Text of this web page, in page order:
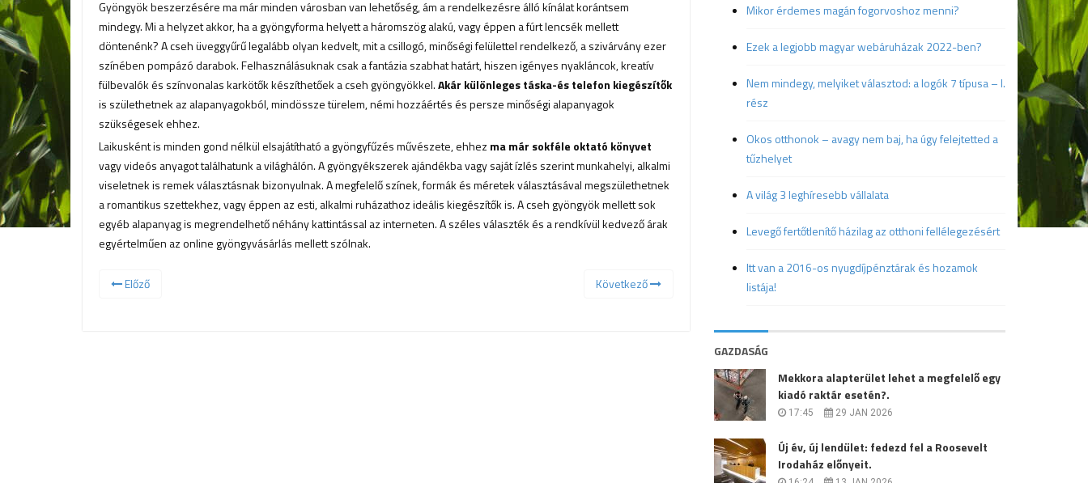
Gyöngyök beszerzésére ma már minden városban van lehetőség, ám a rendelkezésre álló kínálat korántsem
mindegy. Mi a helyzet akkor, ha a gyöngyforma helyett a háromszög alakú, vagy éppen a fúrt lencsék mellett
döntenénk? A cseh üveggyűrű legalább olyan kedvelt, mit a csillogó, minőségi felülettel rendelkező, a szivárvány ezer
színében pompázó darabok. Felhasználásuknak csak a fantázia szabhat határt, hiszen igényes nyakláncok, kreatív
fülbevalók és színvonalas karkötők készíthetőek a cseh gyöngyökkel.Akár különleges táska-és telefon kiegészítők
is születhetnek az alapanyagokból, mindössze türelem, némi hozzáértés és persze minőségi alapanyagok
szükségesek ehhez.
Laikusként is minden gond nélkül elsajátítható a gyöngyfűzés művészete, ehhez ma már sokféle oktató könyvet
vagy videós anyagot találhatunk a világhálón. A gyöngyékszerek ajándékba vagy saját ízlés szerint munkahelyi, alkalmi
viseletnek is remek választásnak bizonyulnak. A megfelelő színek, formák és méretek választásával megszülethetnek
a romantikus szettekhez, vagy éppen az esti, alkalmi ruházathoz ideális kiegészítők is. A cseh gyöngyök mellett sok
egyéb alapanyag is megrendelhető néhány kattintással az interneten. A széles választék és a rendkívül kedvező árak
egyértelműen az online gyöngyvásárlás mellett szólnak.
Előző Következő
Mikor érdemes magán fogorvoshoz menni?
Ezek a legjobb magyar webáruházak 2022-ben?
Nem mindegy, melyiket választod: a logók 7 típusa – I.
rész
Okos otthonok – avagy nem baj, ha úgy felejtetted a
tűzhelyet
A világ 3 leghíresebb vállalata
Levegő fertőtlenítő házilag az otthoni fellélegezésért
Itt van a 2016-os nyugdíjpénztárak és hozamok
listája!
GAZDASÁG
Mekkora alapterület lehet a megfelelő egy
kiadó raktár esetén?.
17:45 29 JAN 2026
Új év, új lendület: fedezd fel a Roosevelt
Irodaház előnyeit.